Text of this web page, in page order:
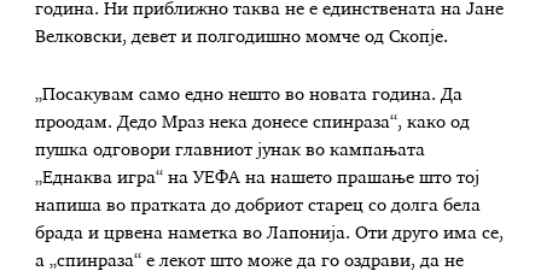
година. Ни приближно таква не е единствената на Јане
Велковски, девет и полгодишно момче од Скопје.
„Посакувам само едно нешто во новата година. Да
проодам. Дедо Мраз нека донесе спинраза“, како од
пушка одговори главниот јунак во кампањата
„Еднаква игра“ на УЕФА на нашето прашање што тој
напиша во пратката до добриот старец со долга бела
брада и црвена наметка во Лапонија. Оти друго има се,
а „спинраза“ е лекот што може да го оздрави, да не